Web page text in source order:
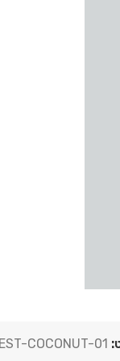
COCONUT-01